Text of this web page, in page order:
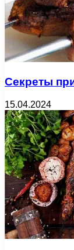
Секреты
15.04.2024